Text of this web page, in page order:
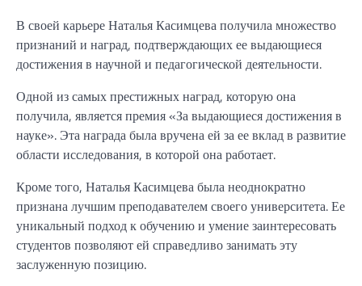
В своей карьере Наталья Касимцева получила множество
признаний и наград, подтверждающих ее выдающиеся
достижения в научной и педагогической деятельности.
Одной из самых престижных наград, которую она
получила, является премия «За выдающиеся достижения в
науке». Эта награда была вручена ей за ее вклад в развитие
области исследования, в которой она работает.
Кроме того, Наталья Касимцева была неоднократно
признана лучшим преподавателем своего университета. Ее
уникальный подход к обучению и умение заинтересовать
студентов позволяют ей справедливо занимать эту
заслуженную позицию.